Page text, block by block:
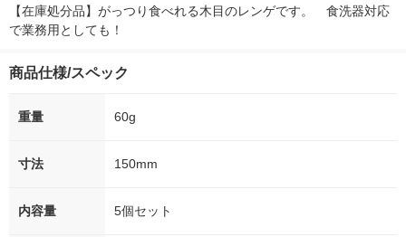
【在庫処分品】がっつり食べれる木目のレンゲです。　食洗器対応
で業務用としても！
商品仕様/スペック
重量 60g
寸法 150mm
内容量 5個セット